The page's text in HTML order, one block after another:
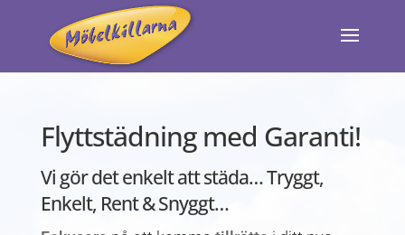
Flyttstädning med Garanti!
Vi gör det enkelt att städa… Tryggt,
Enkelt, Rent & Snyggt…